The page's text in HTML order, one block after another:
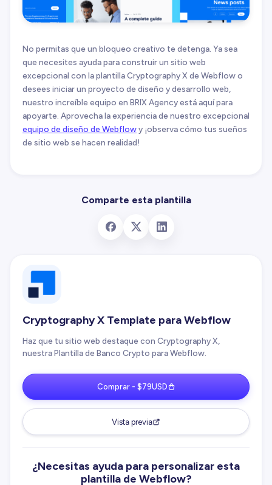
No permitas que un bloqueo creativo te detenga. Ya sea
que necesites ayuda para construir un sitio web
excepcional con la plantilla Cryptography X de Webflow o
desees iniciar un proyecto de diseño y desarrollo web,
nuestro increíble equipo en BRIX Agency está aquí para
apoyarte. Aprovecha la experiencia de nuestro excepcional
equipo de diseño de Webflowy ¡observa cómo tus sueños
de sitio web se hacen realidad!
Comparte esta plantilla
Cryptography X Template para Webflow
Haz que tu sitio web destaque con Cryptography X,
nuestra Plantilla de Banco Crypto para Webflow.
Comprar - $79USD
Vista previa
¿Necesitas ayuda para personalizar esta
plantilla de Webflow?